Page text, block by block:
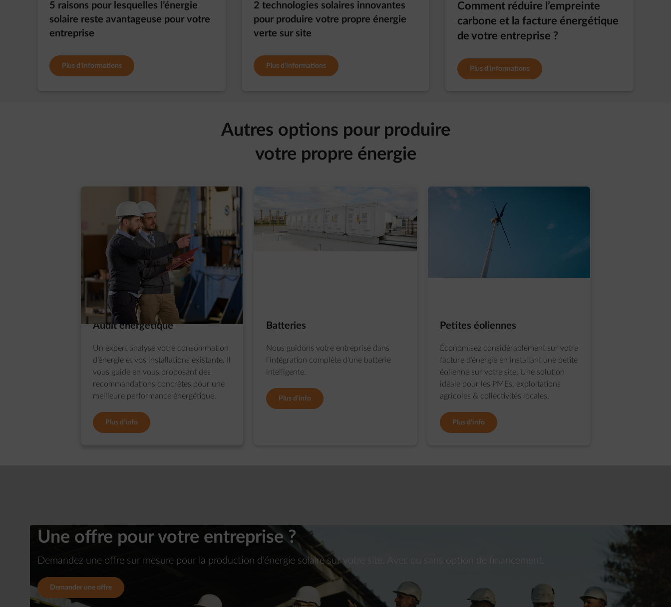
5 raisons pour lesquelles l’énergie
solaire reste avantageuse pour votre
entreprise
Plus d'informations
2 technologies solaires innovantes
pour produire votre propre énergie
verte sur site
Plus d'informations
Comment réduire l’empreinte
carbone et la facture énergétique
de votre entreprise ?
Plus d'informations
Autres options pour produire
votre propre énergie
Audit énergétique
Un expert analyse votre consommation
d’énergie et vos installations existante. Il
vous guide en vous proposant des
recommandations concrètes pour une
meilleure performance énergétique.
Plus d'info
Batteries
Nous guidons votre entreprise dans
l'intégration complète d'une batterie
intelligente.
Plus d'info
Petites éoliennes
Économisez considérablement sur votre
facture d’énergie en installant une petite
éolienne sur votre site. Une solution
idéale pour les PMEs, exploitations
agricoles & collectivités locales.
Plus d'info
Une offre pour votre entreprise ?
Demandez une offre sur mesure pour la production d’énergie solaire sur votre site. Avec ou sans option de financement.
Demander une offre